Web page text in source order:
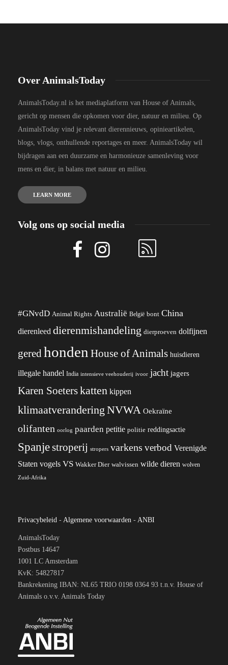
Over AnimalsToday
AnimalsToday.nl is het mediaplatform van House of Animals,
gericht op mensen die opkomen voor dier, natuur en milieu. Op
AnimalsToday vind je relevant dierennieuws, opinieartikelen,
blogs, vlogs, onthullende reportages en meer. AnimalsToday wil
bijdragen aan een duurzame en harmonieuze samenleving voor
mens en dier, in balans met natuur en milieu.
LEARN MORE
Volg ons op social media
#GNvdD Animal Rights Australië België bont China
dierenleed dierenmishandeling dierproeven dolfijnen
gered honden House of Animals huisdieren
illegale handel India intensieve veehouderij ivoor jacht jagers
Karen Soeterskatten kippen
klimaatverandering NVWA Oekraïne
olifanten oorlog paarden petitie politie reddingsactie
Spanjestroperij stropers varkens verbod Verenigde
Staten vogels VS Wakker Dier walvissen wilde dieren wolven
Zuid-Afrika
Privacybeleid - Algemene voorwaarden - ANBI
AnimalsToday
Postbus 14647
1001 LC Amsterdam
KvK: 54827817
Bankrekening IBAN: NL65 TRIO 0198 0364 93 t.n.v. House of
Animals o.v.v. Animals Today